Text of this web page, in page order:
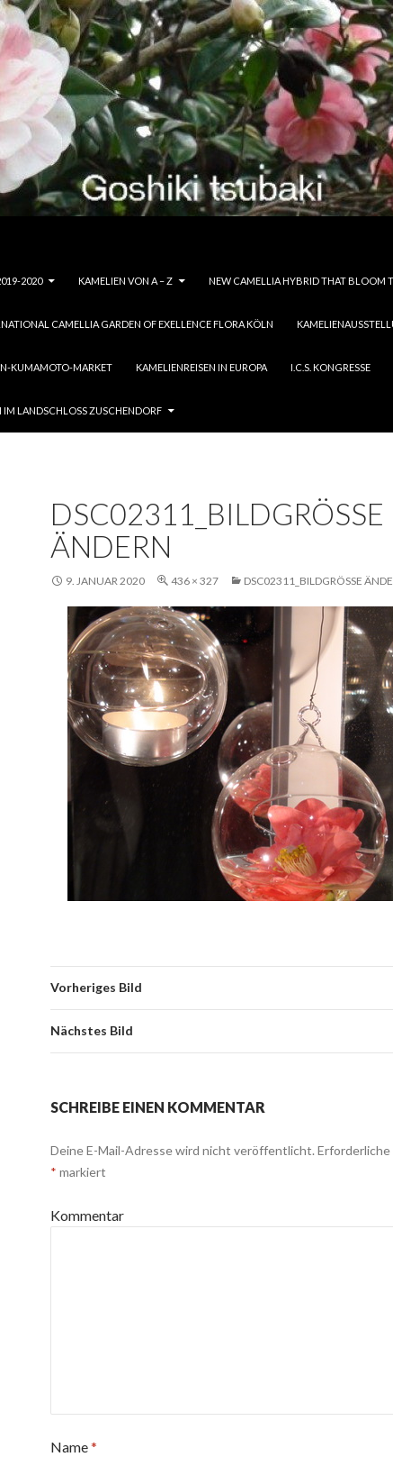
2020 KAMELIEN VON A – Z NEW CAMELLIA HYBRID THAT BLOOM
CAMELLIA GARDEN OF EXELLENCE FLORA KÖLN
KUMAMOTO-MARKET KAMELIENREISEN IN EUROPA I.C.S. KONGRESSE
IM LANDSCHLOSS ZUSCHENDORF
DSC02311_BILDGRÖSSE Ä
NDERN
9. JANUAR 2020 436 × 327 DSC02311_BILDGRÖSSE
Vorheriges Bild
Nächstes Bild
SCHREIBE EINEN KOMMENTAR
Deine E-Mail-Adresse wird nicht veröffentlicht. Erforderliche
* markiert
Kommentar
Name*